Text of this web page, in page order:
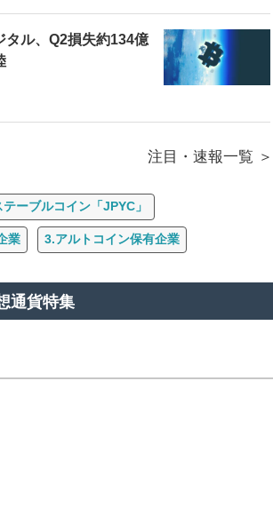
タル、Q2損失約134億
注目・速報一覧
ーブルコイン「JPYC」
業 3.アルトコイン保有企業
通貨特集